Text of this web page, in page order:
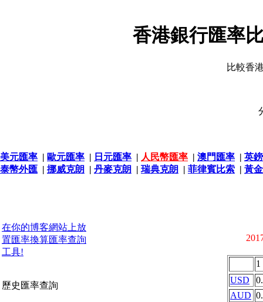
香港銀行匯率
比較香
美元匯率 | 歐元匯率 | 日元匯率 | 人民幣匯率 | 澳門匯率 | 英
泰幣外匯 | 挪威克朗 | 丹麥克朗 | 瑞典克朗 | 菲律賓比索 | 黃
在你的博客網站上放
置匯率換算匯率查詢
工具!
歷史匯率查詢
1
USD
AUD